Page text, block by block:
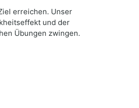
erreichen. Unser
und der
Übungen zwingen.